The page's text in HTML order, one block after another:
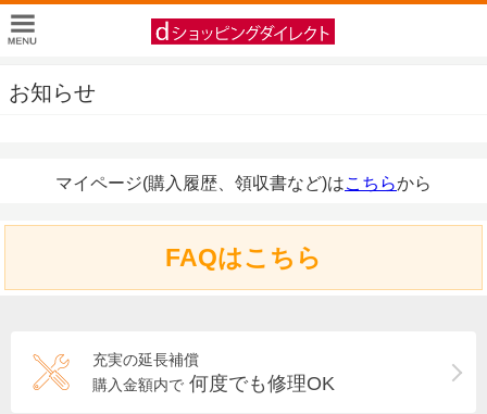
お知らせ
マイページ(購入履歴、領収書など)はこちらから
FAQはこちら
充実の延長補償
購入金額内で 何度でも修理OK